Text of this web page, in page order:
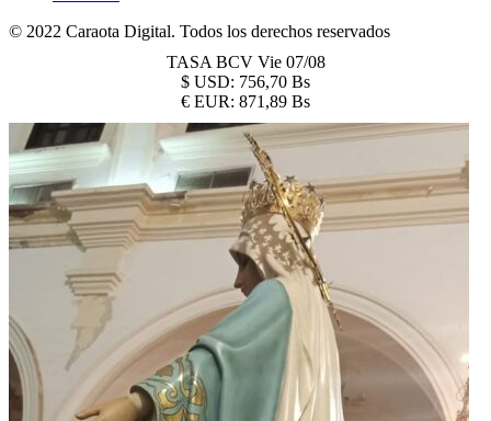
© 2022 Caraota Digital. Todos los derechos reservados
TASA BCV Vie 07/08
$ USD: 756,70 Bs
€ EUR: 871,89 Bs